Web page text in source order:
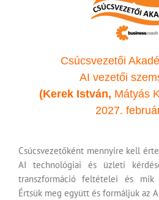
Csúcsvezetői
AI vezetői
(Kerek István, Mátyás
2027.
Csúcsvezetőként mennyire kell
AI technológiai és üzleti
transzformáció feltételei és mik
Értsük meg együtt és formáljuk az